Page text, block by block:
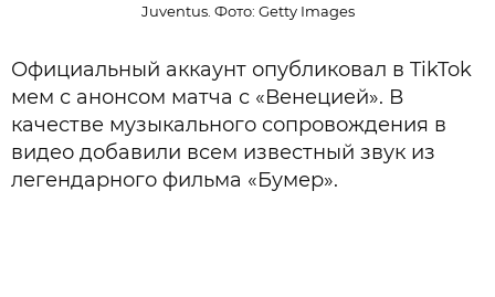
Juventus. Фото: Getty Images
Официальный аккаунт опубликовал в TikTok
мем с анонсом матча с «Венецией». В
качестве музыкального сопровождения в
видео добавили всем известный звук из
легендарного фильма «Бумер».